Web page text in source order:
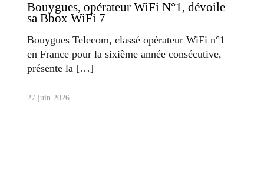
Bouygues, opérateur WiFi N°1, dévoile
sa Bbox WiFi 7
Bouygues Telecom, classé opérateur WiFi n°1
en France pour la sixième année consécutive,
présente la
27 juin 2026